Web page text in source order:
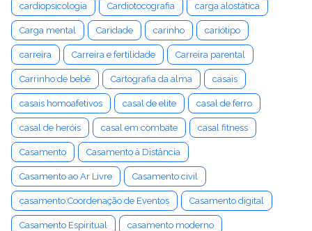
cardiopsicologia Cardiotocografia carga alostática
Carga mental Caridade carinho cariótipo
carreira Carreira e fertilidade Carreira parental
Carrinho de bebê Cartografia da alma casais
casais homoafetivos casal de elite casal de ferro
casal de heróis casal em combate casal fitness
Casamento Casamento à Distância
Casamento ao Ar Livre Casamento civil
casamento Coordenação de Eventos Casamento digital
Casamento Espiritual casamento moderno